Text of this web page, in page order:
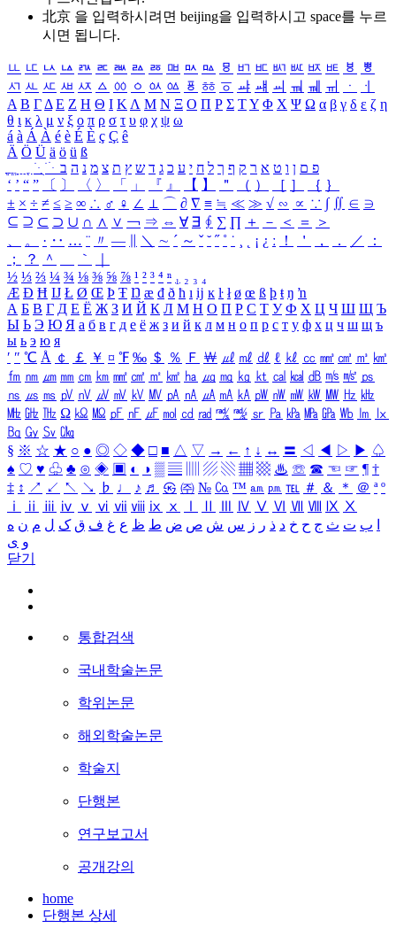
北京 을 입력하시려면 beijing을 입력하시고 space를 누르
시면 됩니다.
ㅥ ㅦ ㅧ ㅨ ㅩ ㅪ ㅫ ㅬ ㅭ ㅮ ㅯ ㅰ ㅱ ㅲ ㅳ ㅴ ㅵ ㅶ ㅷ ㅸ
ㅹ
ㅺ ㅻ ㅼ ㅽ ㅾ ㅿ ㆀ ㆁ ㆂ ㆃ ㆄ ㆅ ㆆ ㆇ ㆈ ㆉ ㆊ ㆋ ㆌ ㆍ
ㆎ
Α Β ΓΔ Ε Ζ Η Θ Ι ΚΛ Μ Ν Ξ Ο Π Ρ Σ ΤΥ Φ Χ Ψ Ω α β γ δ ε ζ η
θ ι κ λ μ ν ξ ο π ρ σ τ υ φ χ ψ ω
á à Á À é è É È ç Ç ê
Ä Ö Ü ä ö ü ß
ִֶֹ ֻּ ׁׂ פ ם ן ו ט א ר ק ף ך ל ח י ע כ ג ד ש ץ ת צ מ נ ה ב
‘ ’ “ ” 〔 〕 〈 〉 「 」 『 』 【 】 ＂ （ ） ［ ］ ｛ ｝
± × ÷ ≠ ≤ ≥ ∞ ∴ ♂ ♀ ∠ ⊥ ⌒ ∂ ∇ ≡ ≒ ≪ ≫ √ ∽ ∝ ∵ ∫ ∬ ∈ ∋
⊆ ⊇ ⊂ ⊃ ∪ ∩ ∧ ∨ ￢ ⇒ ⇔ ∀ ∃ ∮ ∑ ∏ ＋ － ＜ ＝
＞
、
。 · ‥ … ¨ 〃 ― ＼ ∼ ´ ～ ˇ ˘ ˝ ˚ ˙ ¸ ¡ ¿ ː ！ ＇ ， ． ／
：
；
？ ＾ ｀
½ ⅓ ⅔ ¼ ¾ ⅛ ⅜ ⅝ ⅞ ¹ ² ³ ⁴ ⁿ ₁ ₂ ₃ ₄
Æ Ð Ħ Ĳ Ł Ø Œ Þ Ŧ Ŋ æ đ ð ħ ı ĳ ĸ ŀ ł ø œ ß þ ŧ ŋ ŉ
А Б В Г Д Е Ё Ж З И Й К Л М Н О П Р С Т У Ф Х Ц Ч Ш Щ Ъ
Ы Ь Э Ю Я а б в г д е ё ж з и й к л м н о п р с т у ф х ц ч ш щ ъ
ы ь э ю я
′ ″ ℃ Å ￠ ￡ ￥ ¤ ℉ ‰ ＄ ％ Ｆ ￦ ㎕ ㎖ ㎗ ℓ ㎘ ㏄ ㎣ ㎤ ㎥ ㎦
㎙ ㎚ ㎛ ㎜ ㎝ ㎞ ㎟ ㎠ ㎡ ㎢ ㏊ ㎍ ㎎ ㎏ ㏏ ㎈ ㎉ ㏈ ㎧ ㎨ ㎰
㎱ ㎲ ㎳ ㎴ ㎵ ㎶ ㎷ ㎸ ㎹ ㎀ ㎁ ㎂ ㎃ ㎄ ㎺ ㎻ ㎽ ㎾ ㎿ ㎐ ㎑
㎒ ㎓ ㎔ Ω ㏀ ㏁ ㎊ ㎋ ㎌ ㏖ ㏅ ㎭ ㎮ ㎯ ㏛ ㎩ ㎪ ㎫ ㎬ ㏝ ㏐
㏓
㏃ ㏉ ㏜ ㏆
§ ※ ☆ ★ ○ ● ◎ ◇ ◆ □ ■ △ ▽ → ← ↑ ↓ ↔ 〓 ◁ ◀ ▷ ▶ ♤
♠ ♡ ♥ ♧ ♣ ⊙ ◈ ▣ ◐ ◑ ▒ ▤ ▨ ▧ ▦ ▩ ♨ ☏ ☎ ☜ ☞ ¶ †
‡ ↕ ↗ ↙ ↖ ↘ ♭ ♩ ♪ ♬ ㉿ ㈜ № ㏇ ™ ㏂ ㏘ ℡ ＃ ＆ ＊ ＠ ª º
ⅰ
ⅱ ⅲ ⅳ ⅴ ⅵ ⅶ ⅷ ⅸ ⅹ Ⅳ Ⅴ Ⅵ Ⅶ Ⅷ Ⅸ Ⅹ
ب ت ث ج ح خ د ذ ر ز س ش ص ض ط ظ ع غ ف ق ک ل م ن ه
و ی
닫기
통합검색
국내학술논문
학위논문
해외학술논문
학술지
단행본
연구보고서
공개강의
home
단행본 상세